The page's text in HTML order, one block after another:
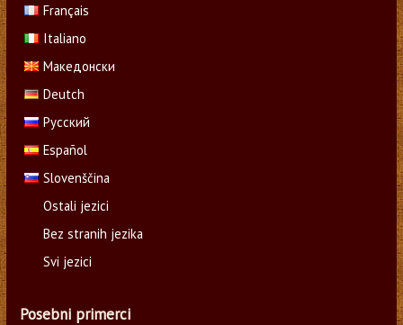
Français
Italiano
Македонски
Deutch
Русский
Español
Slovenščina
Ostali jezici
Bez stranih jezika
Svi jezici
Posebni primerci